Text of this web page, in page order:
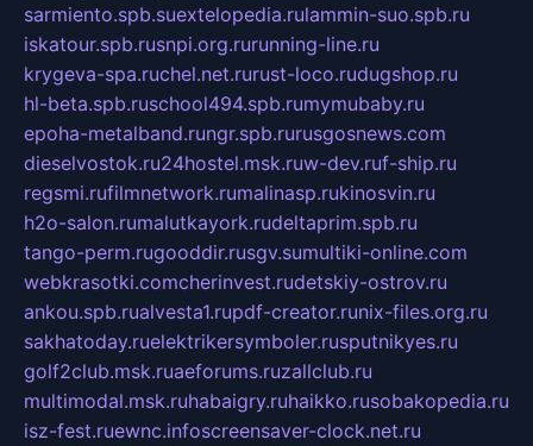
sarmiento.spb.suextelopedia.rulammin-suo.spb.ru
iskatour.spb.rusnpi.org.rurunning-line.ru
krygeva-spa.ruchel.net.rurust-loco.rudugshop.ru
hl-beta.spb.ruschool494.spb.rumymubaby.ru
epoha-metalband.rungr.spb.rurusgosnews.com
dieselvostok.ru24hostel.msk.ruw-dev.ruf-ship.ru
regsmi.rufilmnetwork.rumalinasp.rukinosvin.ru
h2o-salon.rumalutkayork.rudeltaprim.spb.ru
tango-perm.rugooddir.rusgv.sumultiki-online.com
webkrasotki.comcherinvest.rudetskiy-ostrov.ru
ankou.spb.rualvesta1.rupdf-creator.runix-files.org.ru
sakhatoday.ruelektrikersymboler.rusputnikyes.ru
golf2club.msk.ruaeforums.ruzallclub.ru
multimodal.msk.ruhabaigry.ruhaikko.rusobakopedia.ru
isz-fest.ruewnc.infoscreensaver-clock.net.ru